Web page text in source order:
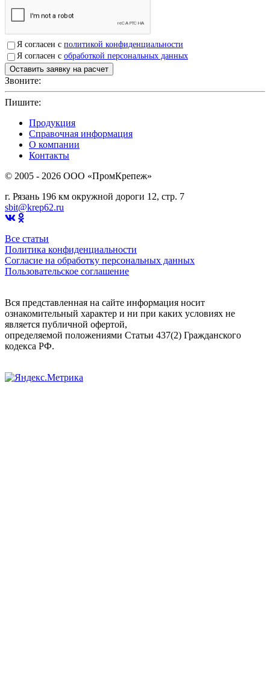
Я согласен с политикой конфиденциальности
Я согласен с обработкой персональных данных
Звоните:
Пишите:
Продукция
Справочная информация
О компании
Контакты
© 2005 - 2026 OOO «ПромКрепеж»
г. Рязань 196 км окружной дороги 12, стр. 7
sbit@krep62.ru
Все статьи
Политика конфиденциальности
Согласие на обработку персональных данных
Пользовательское соглашение
Вся представленная на сайте информация носит
ознакомительный характер и ни при каких условиях не
является публичной офертой,
определяемой положениями Статьи 437(2) Гражданского
кодекса РФ.